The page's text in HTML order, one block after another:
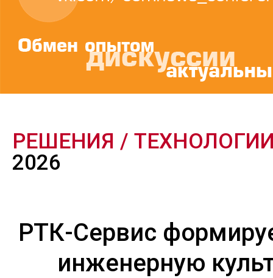
РЕШЕНИЯ /
2026
РТК-Сервис
инженерную